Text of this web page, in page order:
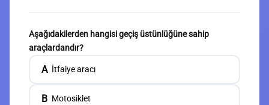
Aşağıdakilerden hangisi geçiş üstünlüğüne sahip
araçlardandır?
A İtfaiye aracı
B Motosiklet